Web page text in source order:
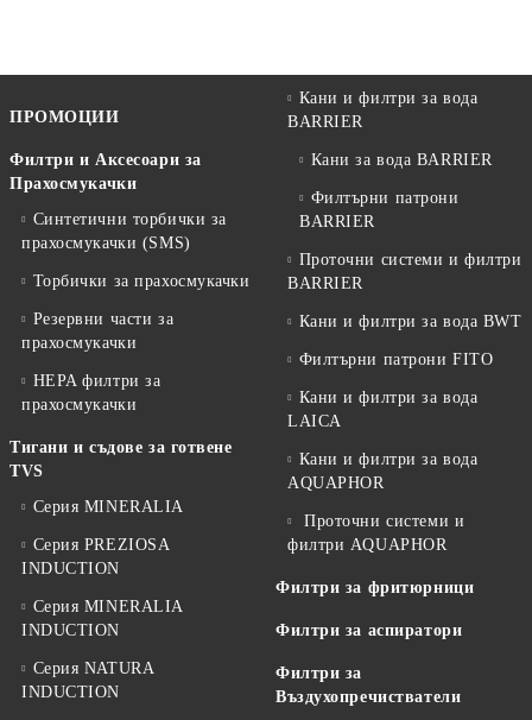
ПРОМОЦИИ
Филтри и Аксесоари за
Прахосмукачки
Синтетични торбички за
прахосмукачки (SMS)
Торбички за прахосмукачки
Резервни части за
прахосмукачки
HEPA филтри за
прахосмукачки
Тигани и съдове за готвене
TVS
Серия MINERALIA
Серия PREZIOSA
INDUCTION
Серия MINERALIA
INDUCTION
Серия NATURA
INDUCTION
Кани и филтри за вода
BARRIER
Кани за вода BARRIER
Филтърни патрони
BARRIER
Проточни системи и филтри
BARRIER
Кани и филтри за вода BWT
Филтърни патрони FITO
Кани и филтри за вода
LAICA
Кани и филтри за вода
AQUAPHOR
Проточни системи и
филтри AQUAPHOR
Филтри за фритюрници
Филтри за аспиратори
Филтри за
Въздухопречистватели